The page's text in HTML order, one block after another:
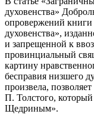
духовенства»
опровержений
духовенства»,
и запрещенной к
провинциальный
картину
бесправия низшего
произвела,
П. Толстого,
Щедриным».